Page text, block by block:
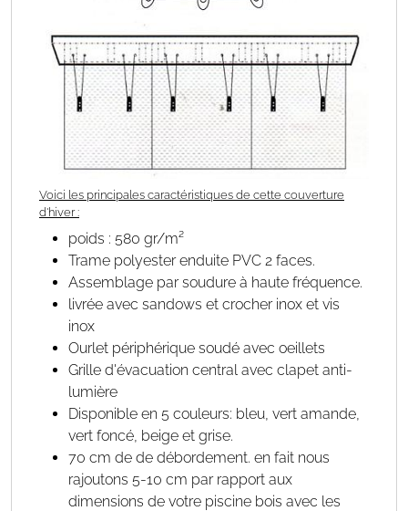
Voici les principales caractéristiques de cette couverture
d'hiver :
poids : 580 gr/m²
Trame polyester enduite PVC 2 faces.
Assemblage par soudure à haute fréquence.
livrée avec sandows et crocher inox et vis
inox
Ourlet périphérique soudé avec oeillets
Grille d'évacuation central avec clapet anti-
lumière
Disponible en 5 couleurs: bleu, vert amande,
vert foncé, beige et grise.
70 cm de de débordement. en fait nous
rajoutons 5-10 cm par rapport aux
dimensions de votre piscine bois avec les